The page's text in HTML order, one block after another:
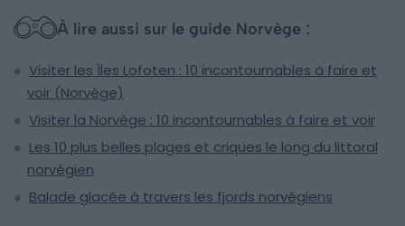
À lire aussi sur le guide Norvège :
Visiter les Îles Lofoten : 10 incontournables à faire et
voir (Norvège)
Visiter la Norvège : 10 incontournables à faire et voir
Les 10 plus belles plages et criques le long du littoral
norvégien
Balade glacée à travers les fjords norvégiens